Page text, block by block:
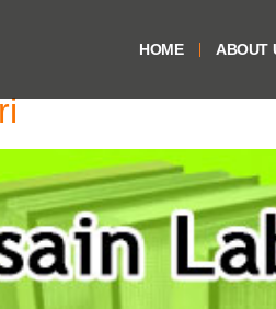
HOME ABOUT